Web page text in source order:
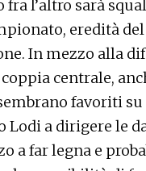
fra l’altro sarà
eredità
In mezzo alla
centrale,
favoriti su
Lodi a dirigere le
a far legna e